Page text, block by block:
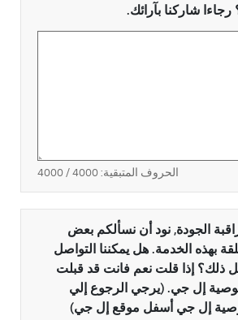
شاركنا بآرائك.
الحروف المتبقية:4000
/ 4000
الجودة, نود أن نسألكم بعض
بهذه الخدمة. هل يمكننا التواصل
ذلك؟ إذا قلت نعم فانت قد قبلت
إل جي. (يرجي الرجوع إلي
إل جي أسفل موقع إل جي)